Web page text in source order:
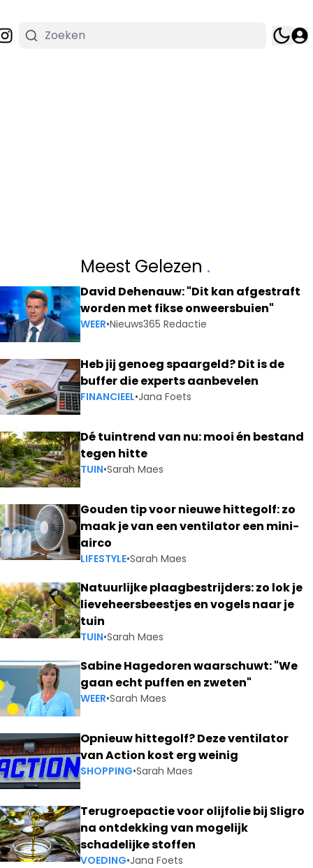
Meest Gelezen .
David Dehenauw: "Dit kan afgestraft
worden met fikse onweersbuien"
WEER•Nieuws365 Redactie
Heb jij genoeg spaargeld? Dit is de
buffer die experts aanbevelen
FINANCIEEL•Jana Foets
Dé tuintrend van nu: mooi én bestand
tegen hitte
TUIN•Sarah Maes
Gouden tip voor nieuwe hittegolf: zo
maak je van een ventilator een mini-
airco
LIFESTYLE•Sarah Maes
Natuurlijke plaagbestrijders: zo lok je
lieveheersbeestjes en vogels naar je
tuin
TUIN•Sarah Maes
Sabine Hagedoren waarschuwt: "We
gaan echt puffen en zweten"
WEER•Sarah Maes
Opnieuw hittegolf? Deze ventilator
van Action kost erg weinig
SHOPPING•Sarah Maes
Terugroepactie voor olijfolie bij Sligro
na ontdekking van mogelijk
schadelijke stoffen
VOEDING•Jana Foets